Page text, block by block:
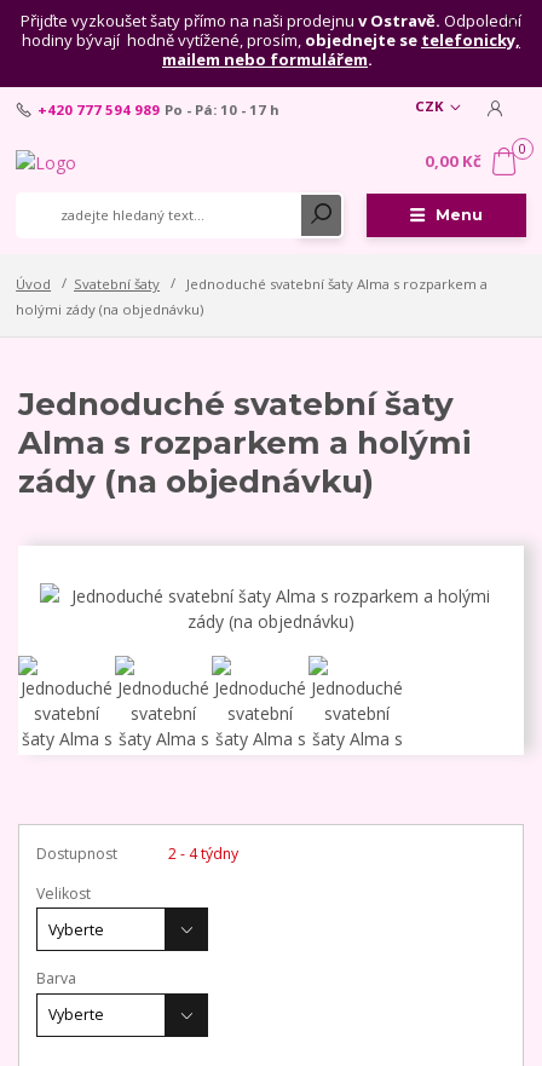
Přijďte vyzkoušet šaty přímo na naši prodejnu v Ostravě. Odpolední
hodiny bývají hodně vytížené, prosím, objednejte se telefonicky,
mailem nebo formulářem.
Menu
CZK
+420 777 594 989 Po - Pá: 10 - 17 h
0
0,00 Kč
Úvod Svatební šaty
Jednoduché svatební šaty Alma s rozparkem a
holými zády (na objednávku)
Jednoduché svatební šaty
Alma s rozparkem a holými
zády (na objednávku)
Dostupnost
2 - 4 týdny
Velikost
Barva